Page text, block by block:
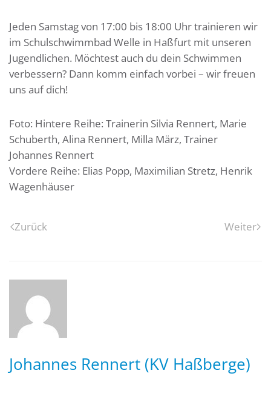
Jeden Samstag von 17:00 bis 18:00 Uhr trainieren wir
im Schulschwimmbad Welle in Haßfurt mit unseren
Jugendlichen. Möchtest auch du dein Schwimmen
verbessern? Dann komm einfach vorbei – wir freuen
uns auf dich!
Foto: Hintere Reihe: Trainerin Silvia Rennert, Marie
Schuberth, Alina Rennert, Milla März, Trainer
Johannes Rennert
Vordere Reihe: Elias Popp, Maximilian Stretz, Henrik
Wagenhäuser
Zurück Weiter
Johannes Rennert (KV Haßberge)